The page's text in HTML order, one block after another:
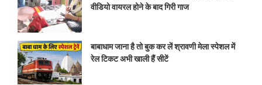
वीडियो वायरल होने के बाद गिरी गाज
बाबाधाम जाना है तो बुक कर लें श्रावणी मेला स्पेशल में
रेल टिकट अभी खाली हैं सीटें